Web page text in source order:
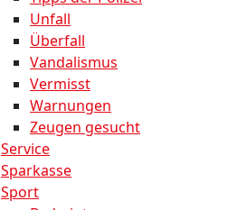
Unfall
Überfall
Vandalismus
Vermisst
Warnungen
Zeugen gesucht
Service
Sparkasse
Sport